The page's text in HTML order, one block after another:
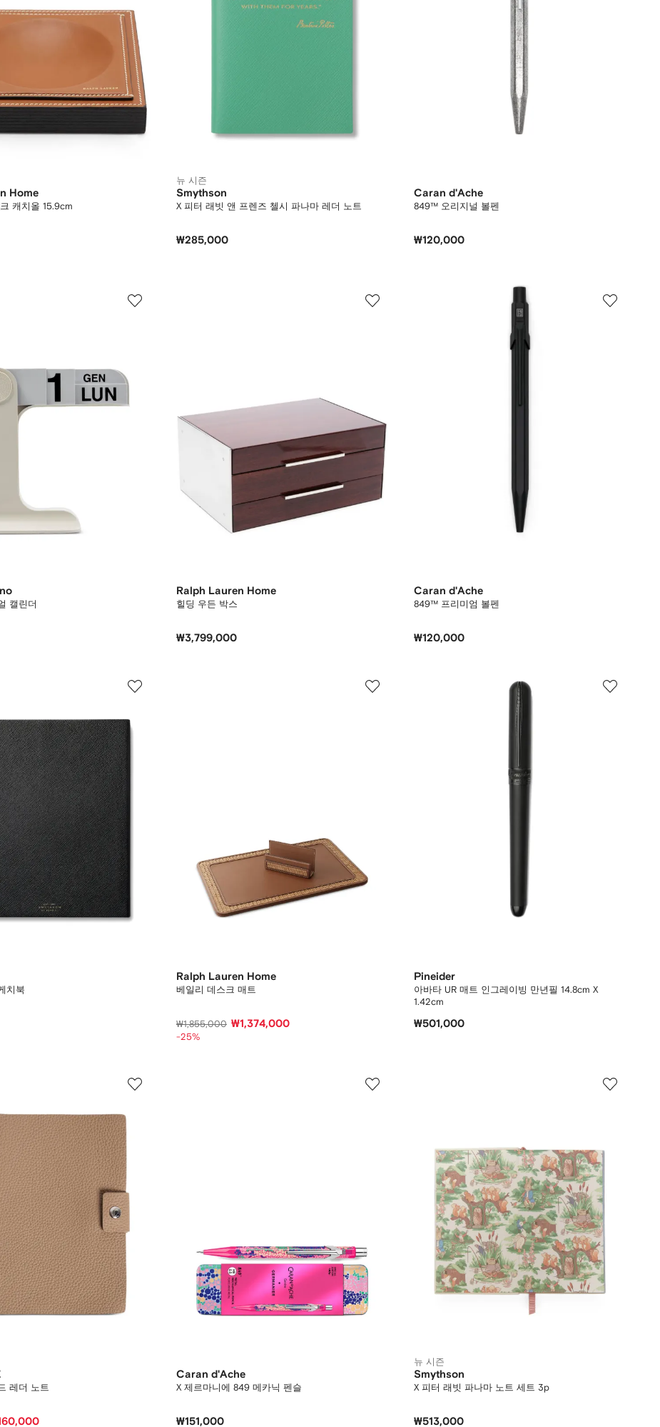
Home
캐치올 15.9cm
뉴 시즌
Smythson
X 피터 래빗 앤 프렌즈 첼시 파나마 레더 노트
₩285,000
Caran d'Ache
849™ 오리지널 볼펜
₩120,000
캘린더
Ralph Lauren Home
힐딩 우든 박스
₩3,799,000
Caran d'Ache
849™ 프리미엄 볼펜
₩120,000
치북
Ralph Lauren Home
베일리 데스크 매트
₩1,855,000 ₩1,374,000
-25%
Pineider
아바타 UR 매트 인그레이빙 만년필 14.8cm X
1.42cm
₩501,000
레더 노트
Caran d'Ache
X 제르마니에 849 메카닉 펜슬
₩151,000
뉴 시즌
Smythson
X 피터 래빗 파나마 노트 세트 3p
₩513,000